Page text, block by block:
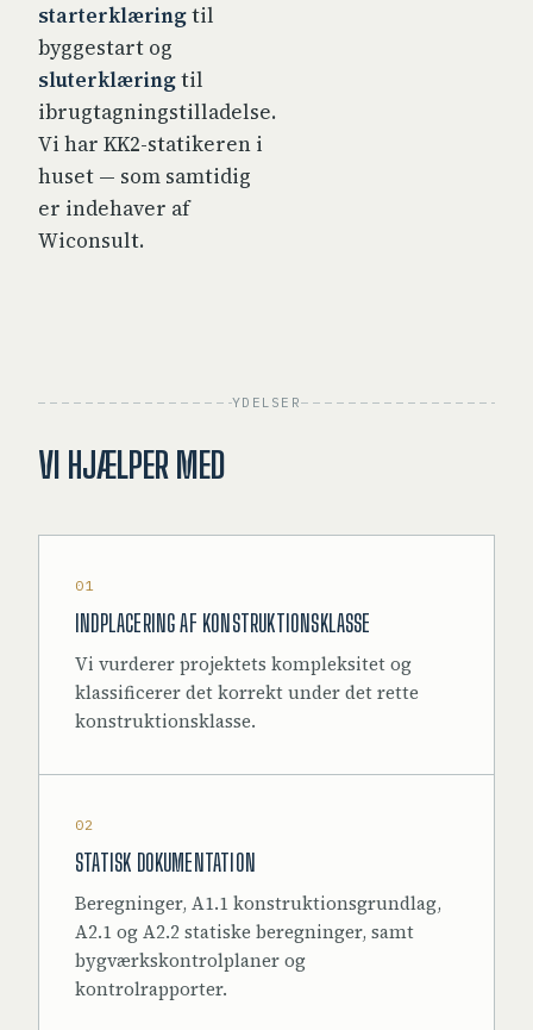
starterklæringtil
byggestart og
sluterklæringtil
ibrugtagningstilladelse.
Vi har KK2-statikeren i
huset — som samtidig
er indehaver af
Wiconsult.
YDELSER
VI HJÆLPER MED
01
INDPLACERING AF KONSTRUKTIONSKLASSE
Vi vurderer projektets kompleksitet og
klassificerer det korrekt under det rette
konstruktionsklasse.
02
STATISK DOKUMENTATION
Beregninger, A1.1 konstruktionsgrundlag,
A2.1 og A2.2 statiske beregninger, samt
bygværkskontrolplaner og
kontrolrapporter.